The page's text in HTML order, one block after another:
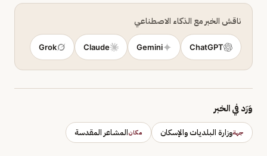
ناقش الخبر مع الذكاء الاصطناعي
ChatGPT
Gemini
Claude
Grok
وَرَد في الخبر
جهةوزارة البلديات والإسكان مكانالمشاعر المقدسة